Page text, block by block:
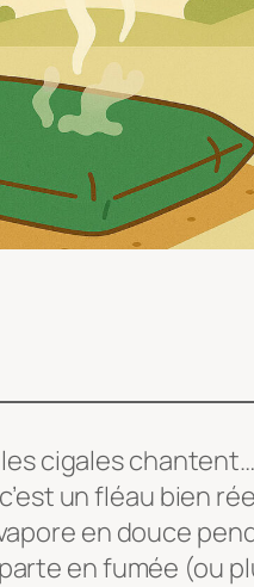
cigales
un fléau bien
en douce
en fumée (ou